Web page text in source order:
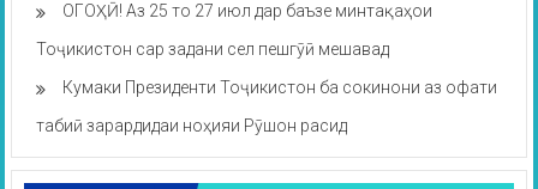
ОГОҲӢ! Аз 25 то 27 июл дар баъзе минтақаҳои
Тоҷикистон сар задани сел пешгӯӣ мешавад
Кумаки Президенти Тоҷикистон ба сокинони аз офати
табиӣ зарардидаи ноҳияи Рӯшон расид